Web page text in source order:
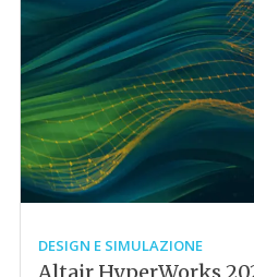
DESIGN E SIMULAZIONE
Altair HyperWorks